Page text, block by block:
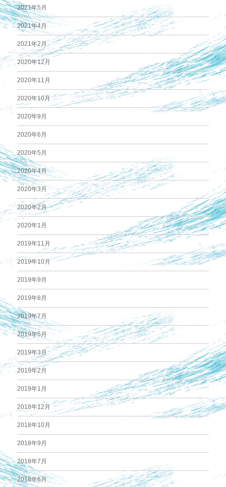
2021年5月
2021年4月
2021年2月
2020年12月
2020年11月
2020年10月
2020年9月
2020年6月
2020年5月
2020年4月
2020年3月
2020年2月
2020年1月
2019年11月
2019年10月
2019年9月
2019年8月
2019年7月
2019年5月
2019年3月
2019年2月
2019年1月
2018年12月
2018年10月
2018年9月
2018年7月
2018年6月